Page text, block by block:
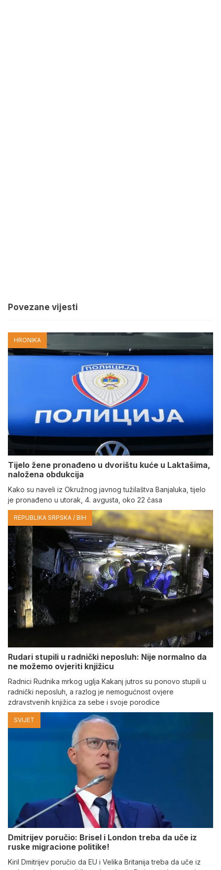
Povezane vijesti
HRONIKA
Tijelo žene pronađeno u dvorištu kuće u Laktašima,
naložena obdukcija
Kako su naveli iz Okružnog javnog tužilaštva Banjaluka, tijelo
je pronađeno u utorak, 4. avgusta, oko 22 časa
REPUBLIKA SRPSKA / BIH
Rudari stupili u radnički neposluh: Nije normalno da
ne možemo ovjeriti knjižicu
Radnici Rudnika mrkog uglja Kakanj jutros su ponovo stupili u
radnički neposluh, a razlog je nemogućnost ovjere
zdravstvenih knjižica za sebe i svoje porodice
SVIJET
Dmitrijev poručio: Brisel i London treba da uče iz
ruske migracione politike!
Kiril Dmitrijev poručio da EU i Velika Britanija treba da uče iz